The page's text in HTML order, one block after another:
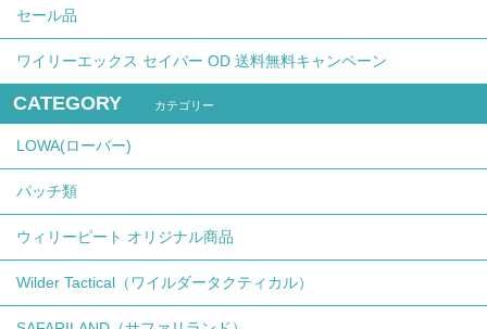
セール品
ワイリーエックス セイバー OD 送料無料キャンペーン
CATEGORY カテゴリー
LOWA(ローバー)
パッチ類
ウィリーピート オリジナル商品
Wilder Tactical（ワイルダータクティカル）